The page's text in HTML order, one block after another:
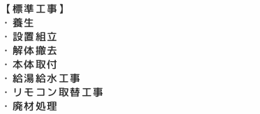
【標準工事】
・養生
・設置組立
・解体撤去
・本体取付
・給湯給水工事
・リモコン取替工事
・廃材処理